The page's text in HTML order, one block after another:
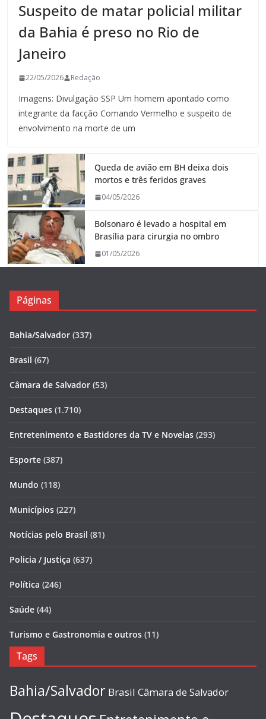
Suspeito de matar policial militar
da Bahia é preso no Rio de
Janeiro
22/05/2026 Redação
Imagens: Divulgação SSP Um homem apontado como
integrante da facção Comando Vermelho e suspeito de
envolvimento na morte de um
Queda de avião em BH deixa dois
mortos e três feridos graves
04/05/2026
Bolsonaro é levado a hospital em
Brasília para cirurgia no ombro
01/05/2026
Páginas
Bahia/Salvador (337)
Brasil (67)
Câmara de Salvador (53)
Destaques (1.710)
Entretenimento e Bastidores da TV e Novelas (293)
Esporte (387)
Mundo (118)
Municípios (227)
Notícias pelo Brasil (81)
Policia / Justiça (637)
Política (246)
Saúde (44)
Turismo e Gastronomia e outros (11)
Tags
Bahia/Salvador Brasil Câmara de Salvador